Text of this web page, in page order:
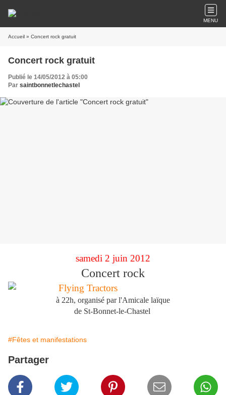
MENU
Accueil » Concert rock gratuit
Concert rock gratuit
Publié le 14/05/2012 à 05:00
Par saintbonnetlechastel
samedi 2 juin 2012
Concert rock
à 22h, organisé par l'Amicale laïque
de St-Bonnet-le-Chastel
#Fêtes et manifestations
Partager